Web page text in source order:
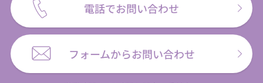
電話でお問い合わせ
フォームからお問い合わせ